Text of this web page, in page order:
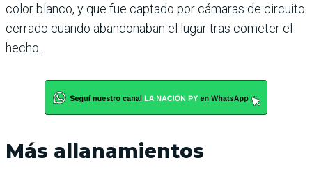
color blanco, y que fue captado por cámaras de circuito
cerrado cuando abandonaban el lugar tras cometer el
hecho.
Más allanamientos